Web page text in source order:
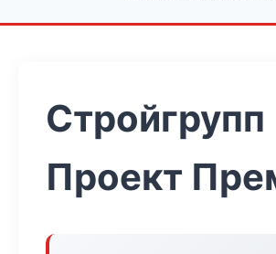
Стройгрупп
Проект